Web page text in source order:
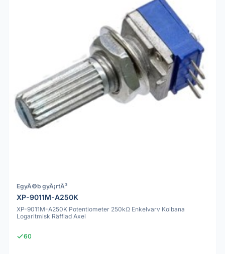
EgyÃ©b gyÃ¡rtÃ³
XP-9011M-A250K
XP-9011M-A250K Potentiometer 250kΩ Enkelvarv Kolbana
Logaritmisk Räfflad Axel
60